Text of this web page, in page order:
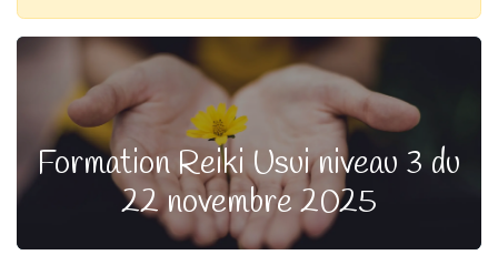
Formation Reiki Usui niveau 3 du
22 novembre 2025